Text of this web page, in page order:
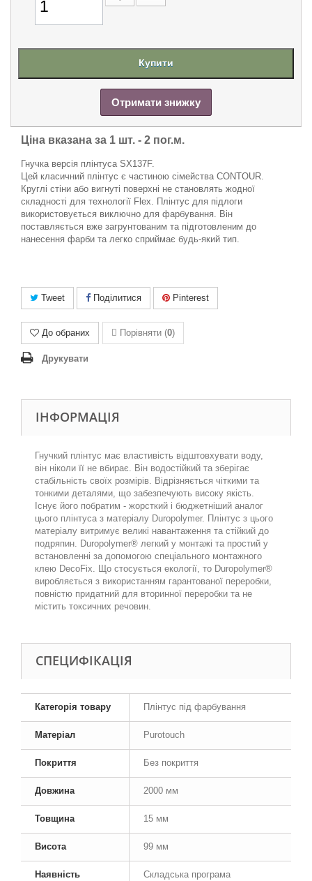
Купити
Отримати знижку
Ціна вказана за 1 шт. - 2 пог.м.
Гнучка версія плінтуса SX137F.
Цей класичний плінтус є частиною сімейства CONTOUR.
Круглі стіни або вигнуті поверхні не становлять жодної
складності для технології Flex. Плінтус для підлоги
використовується виключно для фарбування. Він
поставляється вже загрунтованим та підготовленим до
нанесення фарби та легко сприймає будь-який тип.
Tweet Поділитися Pinterest
До обраних Порівняти (0)
Друкувати
ІНФОРМАЦІЯ
Гнучкий плінтус має властивість відштовхувати воду,
він ніколи її не вбирає. Він водостійкий та зберігає
стабільність своїх розмірів. Відрізняється чіткими та
тонкими деталями, що забезпечують високу якість.
Існує його побратим - жорсткий і бюджетніший аналог
цього плінтуса з матеріалу Duropolymer. Плінтус з цього
матеріалу витримує великі навантаження та стійкий до
подряпин. Duropolymer® легкий у монтажі та простий у
встановленні за допомогою спеціального монтажного
клею DecoFix. Що стосується екології, то Duropolymer®
виробляється з використанням гарантованої переробки,
повністю придатний для вторинної переробки та не
містить токсичних речовин.
СПЕЦИФІКАЦІЯ
Категорія товару Плінтус під фарбування
Матеріал Purotouch
Покриття Без покриття
Довжина 2000 мм
Товщина 15 мм
Висота 99 мм
Наявність Складська програма